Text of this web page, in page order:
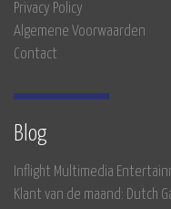
Privacy Policy
Algemene Voorwaarden
Contact
Blog
Inflight Multimedia
Klant van de maand: Dutch